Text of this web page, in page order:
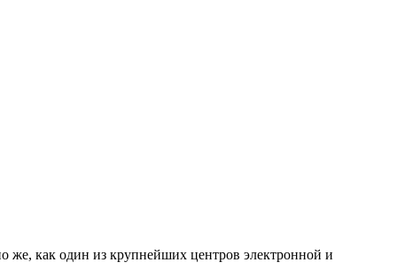
же, как один из крупнейших центров электронной и